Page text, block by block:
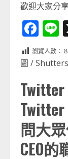
歡迎大家分
瀏覽人數：
圖 /
問大
CEO的